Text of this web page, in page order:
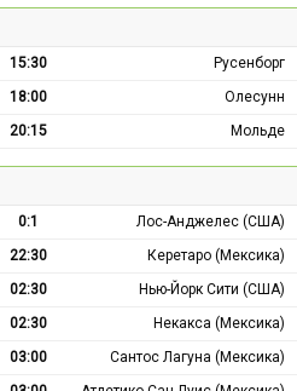
15:30
Русенборг
18:00
Олесунн
20:15 Мольде
0:1
Лос-Анджелес (США)
22:30
Керетаро (Мексика)
02:30
Нью-Йорк Сити (США)
02:30
Некакса (Мексика)
03:00
Сантос Лагуна (Мексика)